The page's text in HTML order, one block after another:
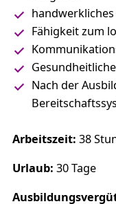
handwerkliches
Fähigkeit zum
Nach der
Arbeitszeit: 38
Urlaub: 30 Tage